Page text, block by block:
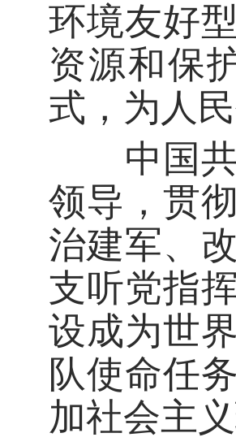
环境友好
资源和保
式，为人
中国共
领导，贯
治建军、
支听党指
设成为世
队使命任
加社会主